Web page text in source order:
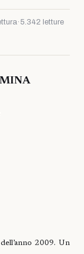
· 5.342 letture
MINA
2009. Un